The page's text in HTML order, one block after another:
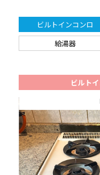
ビルトインコンロ
給湯器
ビルト